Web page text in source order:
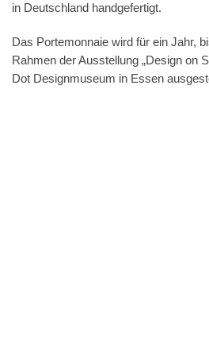
in Deutschland handgefertigt.
Das Portemonnaie wird für ein Jahr,
Rahmen der Ausstellung „Design on
Dot Designmuseum in Essen